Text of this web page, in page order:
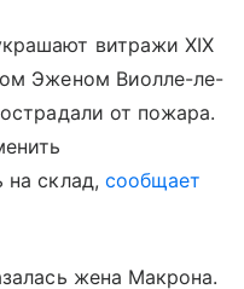
витражи XIX
Эженом Виолле-ле-
от пожара.
на склад, сообщает
жена Макрона.